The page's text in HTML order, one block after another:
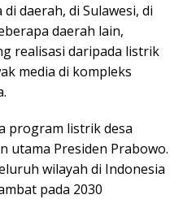
daerah, di Sulawesi, di
daerah lain,
realisasi daripada listrik
media di kompleks
program listrik desa
utama Presiden Prabowo.
wilayah di Indonesia
pada 2030